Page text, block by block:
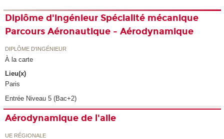
Diplôme d'ingénieur Spécialité mécanique
Parcours Aéronautique - Aérodynamique
DIPLÔME D'INGÉNIEUR
À la carte
Lieu(x)
Paris
Entrée Niveau 5 (Bac+2)
Aérodynamique de l'aile
UE RÉGIONALE